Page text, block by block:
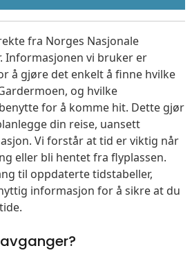
fra Norges Nasjonale
Informasjonen vi bruker er
å gjøre det enkelt å finne hvilke
og hvilke
for å komme hit. Dette gjør
din reise, uansett
Vi forstår at tid er viktig når
eller bli hentet fra flyplassen.
til oppdaterte tidstabeller,
informasjon for å sikre at du